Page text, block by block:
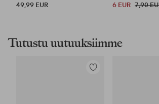
49,99 EUR
6 EUR 7,90
Tutustu uutuuksiimme
Lisää